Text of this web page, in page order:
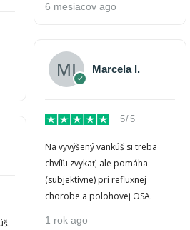
6 mesiacov ago
Marcela I.
5/5
Na vyvýšený vankúš si treba
chvíľu zvykať, ale pomáha
(subjektívne) pri refluxnej
chorobe a polohovej OSA.
1 rok ago